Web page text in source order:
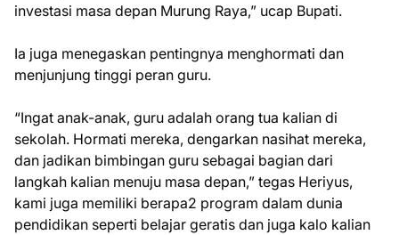
investasi masa depan Murung Raya,” ucap Bupati.
Ia juga menegaskan pentingnya menghormati dan
menjunjung tinggi peran guru.
“Ingat anak-anak, guru adalah orang tua kalian di
sekolah. Hormati mereka, dengarkan nasihat mereka,
dan jadikan bimbingan guru sebagai bagian dari
langkah kalian menuju masa depan,” tegas Heriyus,
kami juga memiliki berapa2 program dalam dunia
pendidikan seperti belajar geratis dan juga kalo kalian